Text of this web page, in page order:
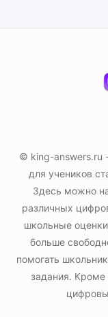
© king-answers.ru
для учеников
Здесь можно
различных
школьные
больше
помогать
задания.